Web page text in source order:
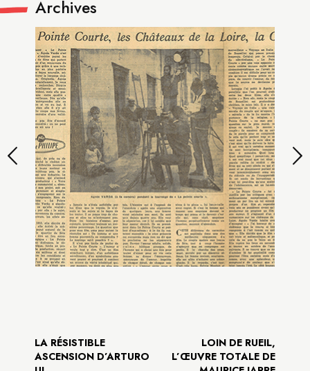
Archives
LA RÉSISTIBLE
ASCENSION D’ARTURO
LOIN DE RUEIL,
L’ŒUVRE TOTALE DE